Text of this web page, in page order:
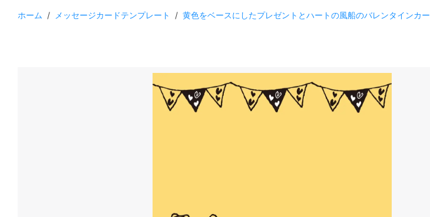
ホーム / メッセージカードテンプレート / 黄色をベースにしたプレゼントとハートの風船のバレンタインカ